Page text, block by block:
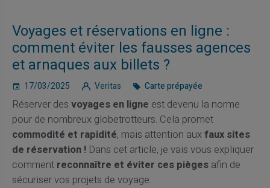
Voyages et réservations en ligne :
comment éviter les fausses agences
et arnaques aux billets ?
17/03/2025 Veritas Carte prépayée
Réserver des voyages en ligne est devenu la norme
pour de nombreux globetrotteurs. Cela promet
commodité et rapidité, mais attention auxfaux sites
de réservation !Dans cet article, je vais vous expliquer
comment reconnaître et éviter ces piègesafin de
sécuriser vos projets de voyage.